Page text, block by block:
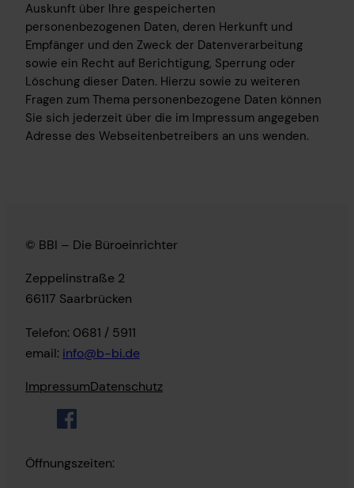
Auskunft über Ihre gespeicherten
personenbezogenen Daten, deren Herkunft und
Empfänger und den Zweck der Datenverarbeitung
sowie ein Recht auf Berichtigung, Sperrung oder
Löschung dieser Daten. Hierzu sowie zu weiteren
Fragen zum Thema personenbezogene Daten können
Sie sich jederzeit über die im Impressum angegeben
Adresse des Webseitenbetreibers an uns wenden.
© BBI – Die Büroeinrichter
Zeppelinstraße 2
66117 Saarbrücken
Telefon: 0681 / 5911
email: info@b-bi.de
ImpressumDatenschutz
Öffnungszeiten: